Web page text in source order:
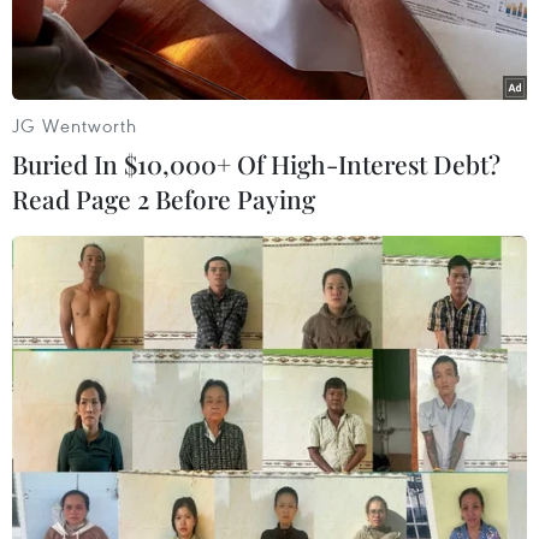
Khách tham quan bảo tàng quốc gia Iran. (Ảnh: AFP)
Ngày 19/9, Iran đã cho mở cửa trở lại các bảo
tàng ở thủ đô Tehran và nhiều thành phố khác
sau hơn 1 năm ngừng hoạt động vì đại dịch
COVID-19.
Giám đốc các viện bảo tàng của Iran,
JG Wentworth
Buried In $10,000+ Of High-Interest Debt?
Read Page 2 Before Paying